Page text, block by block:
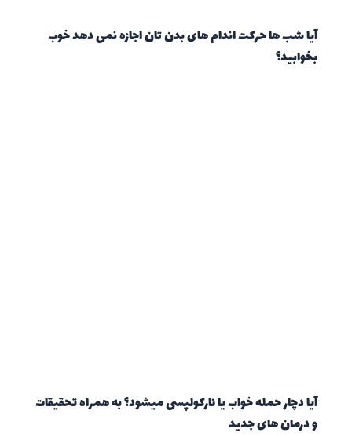
آیا شب ها حرکت اندام های بدن تان اجازه نمی دهد خوب
بخوابید؟
آیا دچار حمله خواب یا نارکولپسی میشود؟ به همراه تحقیقات
و درمان های جدید